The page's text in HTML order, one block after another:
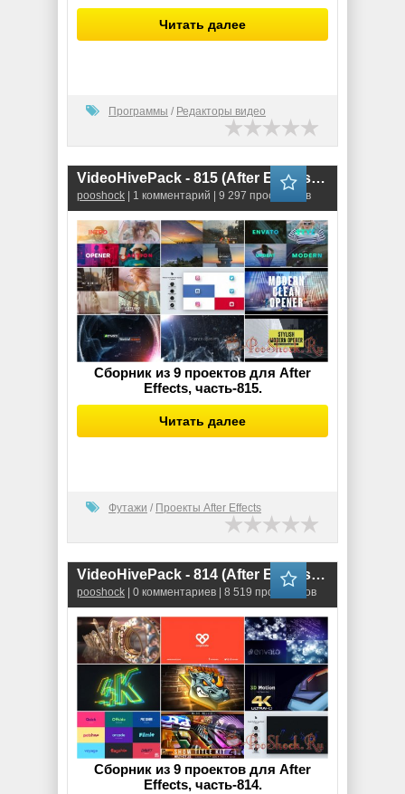
Читать далее
Программы / Редакторы видео
VideoHivePack - 815 (After Effects Projects Pack) - [Opener]
pooshock | 1 комментарий | 9 297 просмотров
Сборник из 9 проектов для After
Effects, часть-815.
Читать далее
Футажи / Проекты After Effects
VideoHivePack - 814 (After Effects Projects Pack) - [Logo]
pooshock | 0 комментариев | 8 519 просмотров
Сборник из 9 проектов для After
Effects, часть-814.